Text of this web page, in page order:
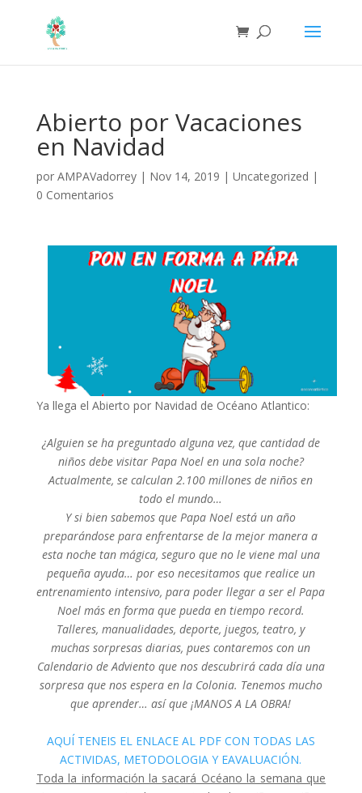
Abierto por Vacaciones
en Navidad
por AMPAVadorrey| Nov 14, 2019 | Uncategorized |
0 Comentarios
Ya llega el Abierto por Navidad de Océano Atlantico:
¿Alguien se ha preguntado alguna vez, que cantidad de
niños debe visitar Papa Noel en una sola noche?
Actualmente, se calculan 2.100 millones de niños en
todo el mundo…
Y si bien sabemos que Papa Noel está un año
preparándose para enfrentarse de la mejor manera a
esta noche tan mágica, seguro que no le viene mal una
pequeña ayuda… por eso necesitamos que realice un
entrenamiento intensivo, para poder llegar a ser el Papa
Noel más en forma que pueda en tiempo record.
Talleres, manualidades, deporte, juegos, teatro, y
muchas sorpresas diarias, pues contaremos con un
Calendario de Adviento que nos descubrirá cada día una
sorpresa que nos espera en la Colonia. Tenemos mucho
que aprender… así que ¡MANOS A LA OBRA!
AQUÍ TENEIS EL ENLACE AL PDF CON TODAS LAS
ACTIVIDAS, METODOLOGIA Y EAVALUACIÓN.
Toda la información la sacará Océano la semana que